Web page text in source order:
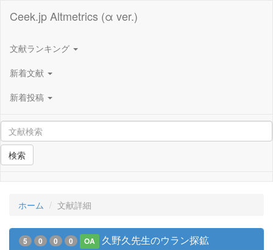
Ceek.jp Altmetrics (α ver.)
文献ランキング
新着文献
新着投稿
検索
ホーム 文献詳細
5 0 0 0 OA 久野久先生のウラン探鉱